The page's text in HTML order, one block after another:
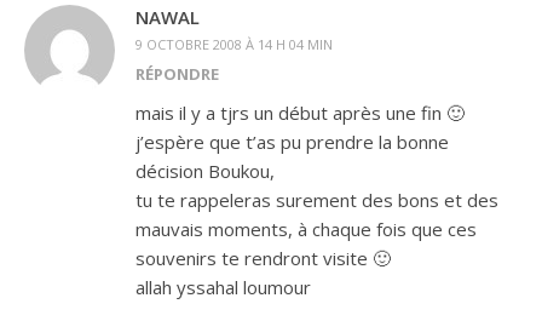
NAWAL
9 OCTOBRE 2008 À 14 H 04 MIN
RÉPONDRE
mais il y a tjrs un début après une fin 🙂
j’espère que t’as pu prendre la bonne
décision Boukou,
tu te rappeleras surement des bons et des
mauvais moments, à chaque fois que ces
souvenirs te rendront visite 🙂
allah yssahal loumour